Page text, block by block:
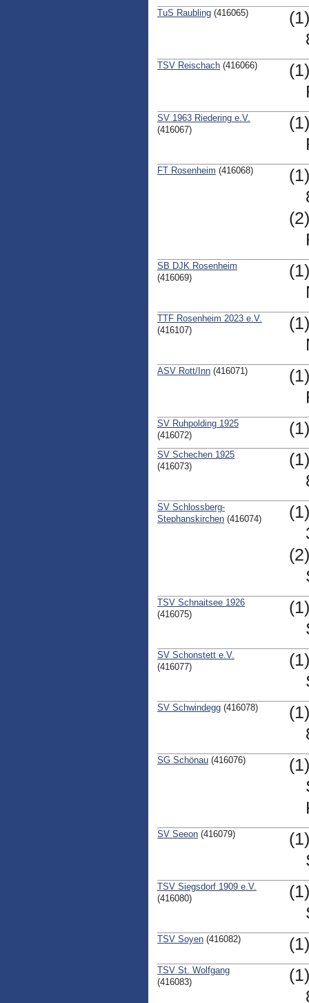
TuS Raubling(416065)
TSV Reischach(416066)
SV 1963 Riedering e.V.
(416067)
FT Rosenheim (416068)
SB DJK Rosenheim
(416069)
TTF Rosenheim 2023 e.V.
(416107)
ASV Rott/Inn(416071)
SV Ruhpolding 1925
(416072)
SV Schechen 1925
(416073)
SV Schlossberg-
Stephanskirchen(416074)
TSV Schnaitsee 1926
(416075)
SV Schonstett e.V.
(416077)
SV Schwindegg(416078)
SG Schönau(416076)
SV Seeon(416079)
TSV Siegsdorf 1909 e.V.
(416080)
TSV Soyen(416082)
TSV St. Wolfgang
(416083)